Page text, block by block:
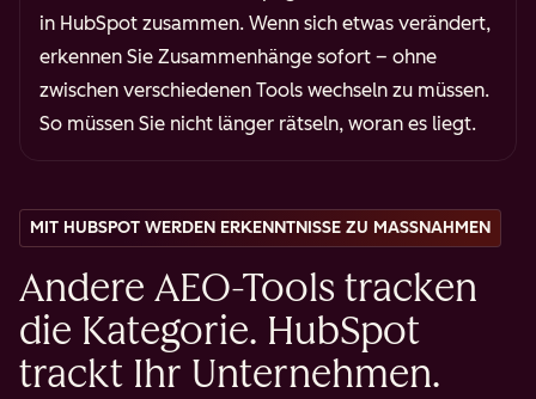
in HubSpot zusammen. Wenn sich etwas verändert,
erkennen Sie Zusammenhänge sofort – ohne
zwischen verschiedenen Tools wechseln zu müssen.
So müssen Sie nicht länger rätseln, woran es liegt.
MIT HUBSPOT WERDEN ERKENNTNISSE ZU MASSNAHMEN
Andere AEO-Tools tracken
die Kategorie. HubSpot
trackt Ihr Unternehmen.